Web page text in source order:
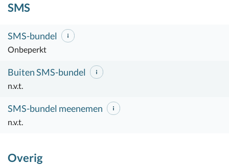
SMS
SMS-bundel
Onbeperkt
Buiten SMS-bundel
n.v.t.
SMS-bundel meenemen
n.v.t.
Overig